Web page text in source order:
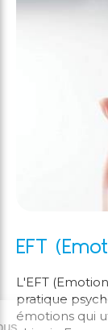
EFT
L'EFT
pratique
émotions qui